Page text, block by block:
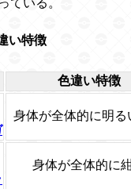
い特徴
色違い特徴
身体が全体的に明る
身体が全体的に